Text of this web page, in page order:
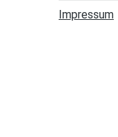
Impressum